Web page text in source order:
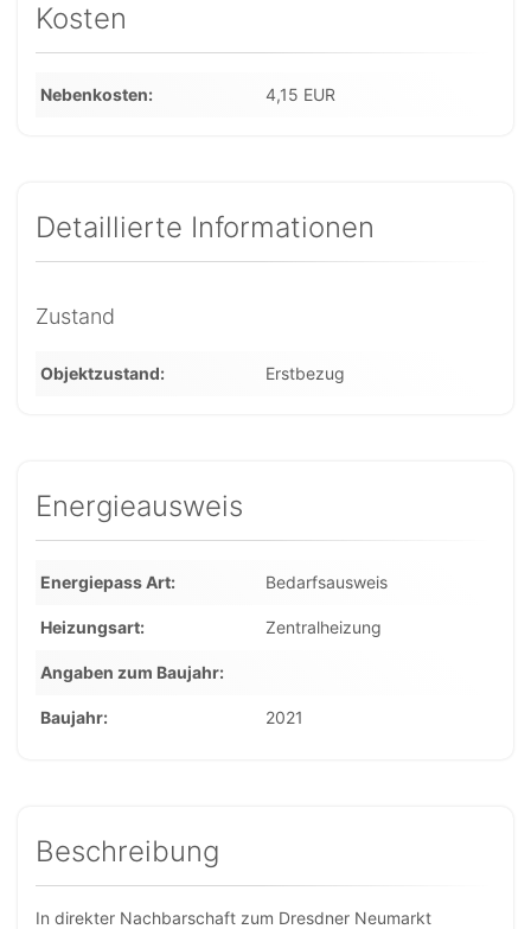
Kosten
Nebenkosten 4,15 EUR
Detaillierte Informationen
Zustand
Objektzustand Erstbezug
Energieausweis
Energiepass Art Bedarfsausweis
Heizungsart Zentralheizung
Angaben zum Baujahr
Baujahr 2021
Beschreibung
In direkter Nachbarschaft zum Dresdner Neumarkt